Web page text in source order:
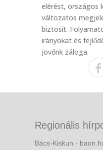
elérést, országos
változatos
biztosít.
irányokat és
jövőnk záloga.
Regionális
Bács-Kiskun -